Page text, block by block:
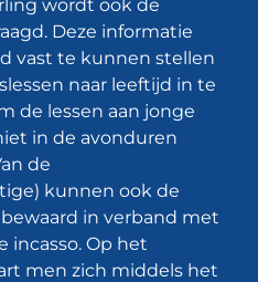
wordt ook de
Deze informatie
vast te kunnen stellen
naar leeftijd in te
de lessen aan jonge
in de avonduren
de
kunnen ook de
in verband met
incasso. Op het
men zich middels het